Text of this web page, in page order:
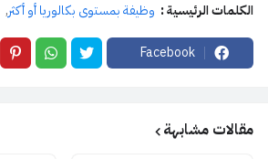
الكلمات الرئيسية : وظيفة بمستوى بكالوريا أو أكثر
Facebook
مقالات مشابهة